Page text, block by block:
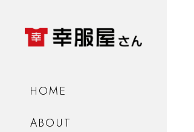
HOME
ABOUT